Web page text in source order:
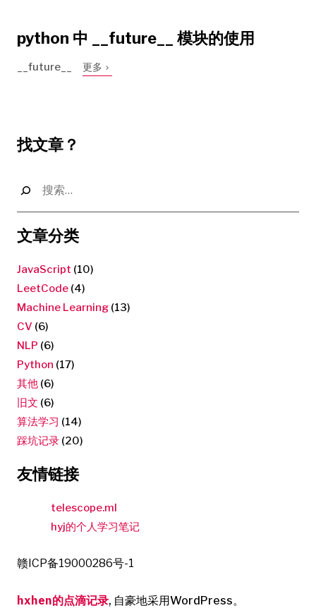
python 中 __future__ 模块的使用
__future__ 更多
找文章？
索：
文章分类
JavaScript (10)
LeetCode (4)
Machine Learning (13)
CV (6)
NLP (6)
Python (17)
其他 (6)
旧文 (6)
算法学习 (14)
踩坑记录 (20)
友情链接
telescope.ml
hyj的个人学习笔记
赣ICP备19000286号-1
hxhen的点滴记录, 自豪地采用WordPress。